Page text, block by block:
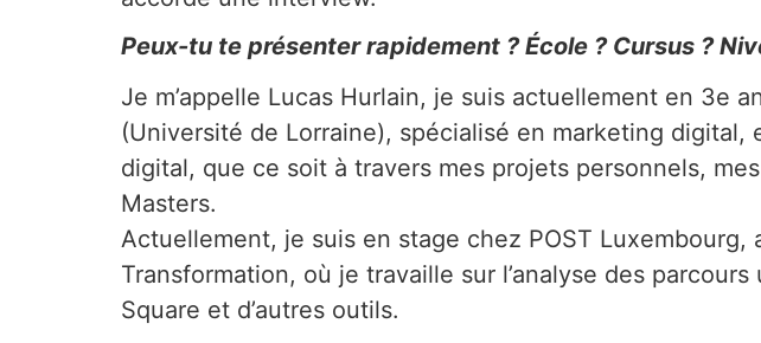
Peux-tu te présenter rapidement ? École ? Cursus ?
Je m’appelle Lucas Hurlain, je suis actuellement en 3e
(Université de Lorraine), spécialisé en marketing
digital, que ce soit à travers mes projets personnels,
Masters.
Actuellement, je suis en stage chez POST Luxembourg,
Transformation, où je travaille sur l’analyse des
Square et d’autres outils.